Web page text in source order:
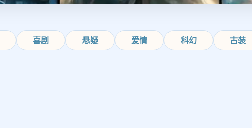
喜剧 悬疑 爱情 科幻 古装